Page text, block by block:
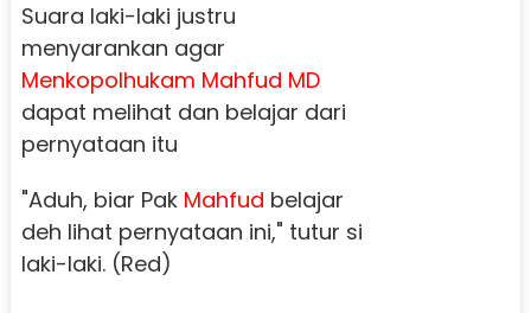
Suara laki-laki justru
menyarankan agar
Menkopolhukam Mahfud MD
dapat melihat dan belajar dari
pernyataan itu
"Aduh, biar Pak Mahfud belajar
deh lihat pernyataan ini," tutur si
laki-laki. (Red)